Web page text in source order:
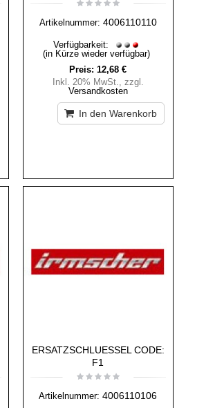
Artikelnummer: 4006110110
Verfügbarkeit:
(in Kürze wieder verfügbar)
Preis: 12,68 €
Inkl. 20% MwSt.
zzgl.
Versandkosten
In den Warenkorb
ERSATZSCHLUESSEL CODE:
F1
Artikelnummer: 4006110106